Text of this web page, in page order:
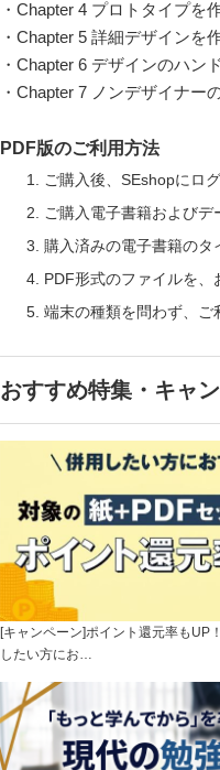
・Chapter 4 プロトタイプを
・Chapter 5 詳細デザインを
・Chapter 6 デザインのハン
・Chapter 7 ノンデザイナー
PDF版のご利用方法
ご購入後、SEshopにロ
ご購入電子書籍およびデ
購入済みの電子書籍のタ
PDF形式のファイルを、
端末の種類を問わず、ご
おすすめ特集・キャ
[キャンペーン]ポイント還元率もUP
したい方にお…